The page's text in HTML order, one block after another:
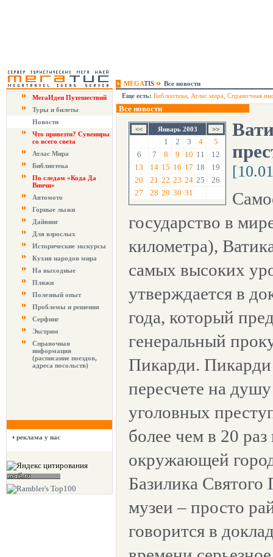
MEGATIS
Все новости
МегаИдеи Путешествий
Туры и билеты
Новости
Что привезти? Сувениры
со всего света
Атлас Мира
Библиотека
По следам «Кода Да
Винчи»
Автомото
Горные лыжи
Дайвинг
Для взрослых
Исторические экскурсы
Кухня народов мира
На выходные
Пляжи
Полезный опыт
Проблемы и решения
Серфинг
Экстрим
Справочная
информация
(расписание поездов,
адреса посольств)
реклама у нас
Еще есть: Библиотека Атлас мира Справочная
Все новости
Январь 2003
1 2 3 4
5
6
7 8 9 10 11
12
13
14 15 16 17 18
19
20
21 22 23 24 25
26
27
28 29 30 31
государство в
километра),
самых высоких
утверждается в
года, который
генеральный
Пикарди.
пересчете на
уголовных
более чем в 20
окружающей
Базилика Святого
музеи – просто
говорится в